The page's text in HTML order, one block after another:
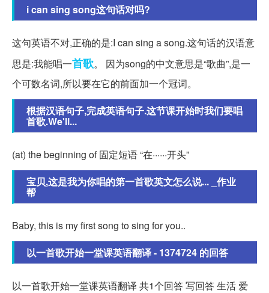
i can sing song这句话对吗?
这句英语不对,正确的是:I can sing a song.这句话的汉语意
思是:我能唱一首歌。 因为song的中文意思是“歌曲”,是一
个可数名词,所以要在它的前面加一个冠词。
根据汉语句子,完成英语句子.这节课开始时我们要唱
首歌.We'll...
(at) the beginning of 固定短语 “在······开头”
宝贝,这是我为你唱的第一首歌英文怎么说... _作业
帮
Baby, this is my first song to sing for you..
以一首歌开始一堂课英语翻译 - 1374724 的回答
以一首歌开始一堂课英语翻译 共1个回答 写回答 生活 爱